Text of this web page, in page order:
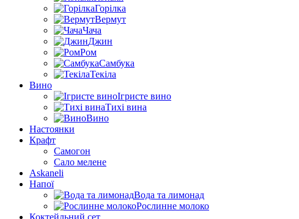
Горілка
Вермут
Чача
Джин
Ром
Самбука
Текіла
Вино
Ігристе вино
Тихі вина
Вино
Настоянки
Крафт
Самогон
Сало мелене
Askaneli
Напої
Вода та лимонад
Рослинне молоко